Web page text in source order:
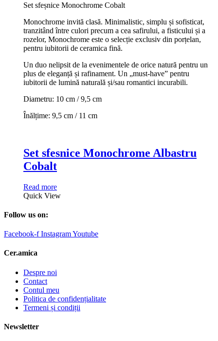
Set sfeșnice Monochrome Cobalt
Monochrome invită clasă. Minimalistic, simplu și sofisticat,
tranzitând între culori precum a cea safirului, a fisticului și a
rozelor, Monochrome este o selecție exclusiv din porțelan,
pentru iubitorii de ceramica fină.
Un duo nelipsit de la evenimentele de orice natură pentru un
plus de eleganță și rafinament. Un „must-have” pentru
iubitorii de lumină naturală și/sau romantici incurabili.
Diametru: 10 cm / 9,5 cm
Înălțime: 9,5 cm / 11 cm
Set sfesnice Monochrome Albastru
Cobalt
Read more
Quick View
Follow us on:
Facebook-f InstagramYoutube
Cer.amica
Despre noi
Contact
Contul meu
Politica de confidențialitate
Termeni și condiții
Newsletter